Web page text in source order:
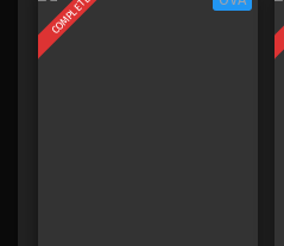
COMPLETED